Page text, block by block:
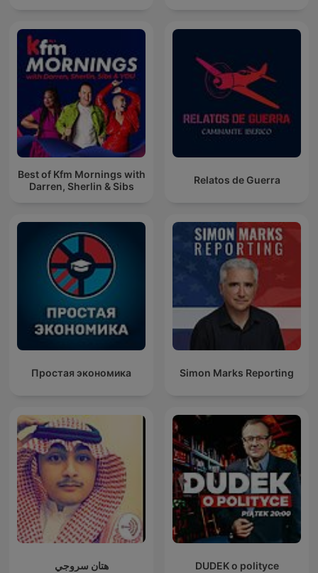
Best of Kfm Mornings with
Darren, Sherlin & Sibs
Relatos de Guerra
Простая экономика Simon Marks Reporting
هتان سروجي DUDEK o polityce